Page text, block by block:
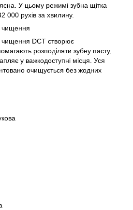
У цьому режимі зубна щітка
000 рухів за хвилину.
чищення
чищення DCT створює
розподіляти зубну пасту,
у важкодоступні місця. Уся
очищується без жодних